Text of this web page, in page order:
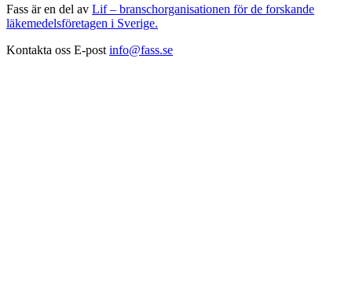
Fass är en del av Lif – branschorganisationen för de forskande
läkemedelsföretagen i Sverige.
Kontakta oss E-post info@fass.se